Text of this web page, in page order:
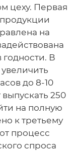
цеху. Первая
на
В
до 8-10
250
на полную
к третьему
процесс
спроса